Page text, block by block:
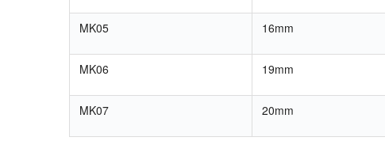
MK05 16mm
MK06 19mm
MK07 20mm